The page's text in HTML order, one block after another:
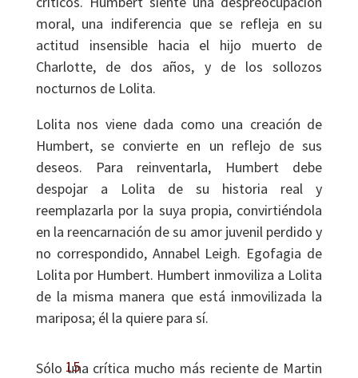
moral, una indiferencia que se refleja en su
actitud insensible hacia el hijo muerto de
Charlotte, de dos años, y de los sollozos
nocturnos de Lolita.
Lolita nos viene dada como una creación de
Humbert, se convierte en un reflejo de sus
deseos. Para reinventarla, Humbert debe
despojar a Lolita de su historia real y
reemplazarla por la suya propia, convirtiéndola
en la reencarnación de su amor juvenil perdido y
no correspondido, Annabel Leigh. Egofagia de
Lolita por Humbert. Humbert inmoviliza a Lolita
de la misma manera que está inmovilizada la
mariposa; él la quiere para sí.
Sólo una crítica mucho más reciente de Martin
15